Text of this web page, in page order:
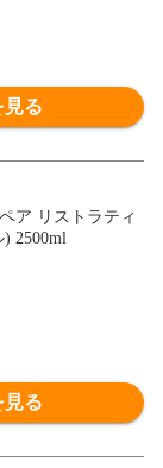
見る
ア リストラティ
2500ml
見る